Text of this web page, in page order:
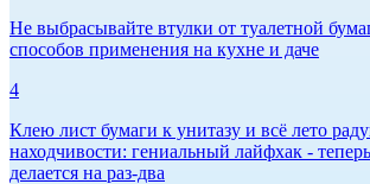
Не выбрасывайте втулки от туалетной
способов применения на кухне и даче
4
Клею лист бумаги к унитазу и всё лето
находчивости: гениальный лайфхак -
делается на раз-два